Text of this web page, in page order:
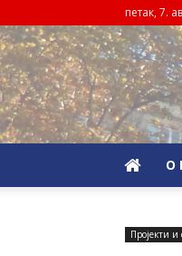
петак, 7.
О
Пројекти